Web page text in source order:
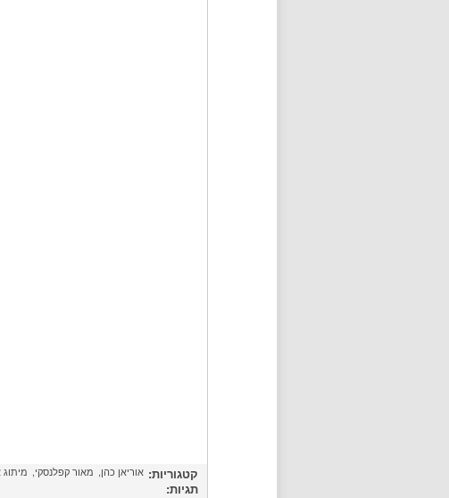
קטגוריות: אוריאן כהן מאור קפלנסקי מיתוג
תגיות: